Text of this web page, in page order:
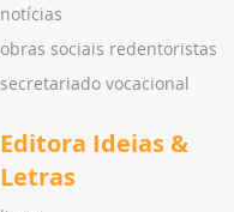
notícias
obras sociais redentoristas
secretariado vocacional
Editora Ideias &
Letras